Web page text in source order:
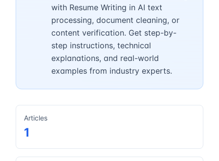
with Resume Writing in AI text
processing, document cleaning, or
content verification. Get step-by-
step instructions, technical
explanations, and real-world
examples from industry experts.
Articles
1